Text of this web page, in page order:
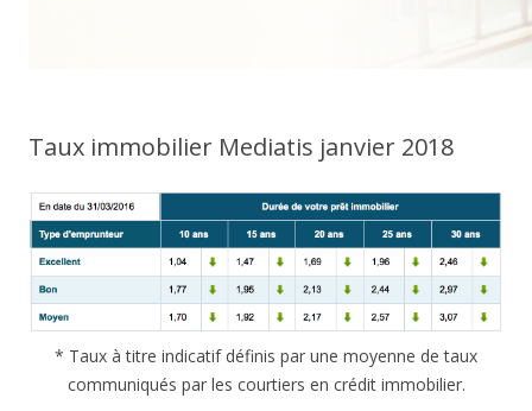
Taux immobilier Mediatis janvier 2018
* Taux à titre indicatif définis par une moyenne de taux
communiqués par les courtiers en crédit immobilier.